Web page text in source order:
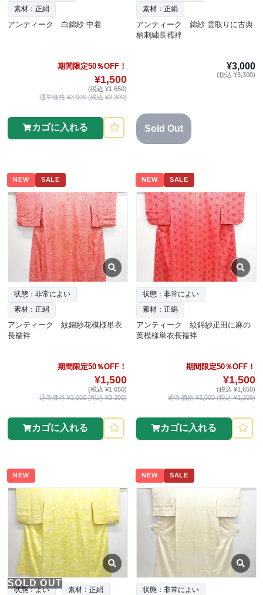
素材：正絹
アンティーク 白錦紗 中着
期間限定50％OFF！
¥1,500
(税込 ¥1,650)
通常価格 ¥3,000 (税込 ¥3,300)
カゴに入れる
素材：正絹
アンティーク 錦紗 雲取りに古典
柄刺繍長襦袢
¥3,000
(税込 ¥3,300)
Sold Out
NEW SALE
状態：非常によい
素材：正絹
アンティーク 紋錦紗花模様単衣
長襦袢
期間限定50％OFF！
¥1,500
(税込 ¥1,650)
通常価格 ¥3,000 (税込 ¥3,300)
カゴに入れる
NEW SALE
状態：非常によい
素材：正絹
アンティーク 紋錦紗疋田に麻の
葉模様単衣長襦袢
期間限定50％OFF！
¥1,500
(税込 ¥1,650)
通常価格 ¥3,000 (税込 ¥3,300)
カゴに入れる
NEW
SOLD OUT
状態：よい 素材：正絹
NEW SALE
状態：非常によい